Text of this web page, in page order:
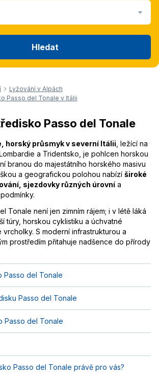
Hledat
Lyžování v Alpách
Passo del Tonale v Itálii
Passo del Tonale
horský průsmyk v severní Itálii , ležící na
a Tridentsko, je pohlcen horskou
branou do majestátního horského masivu
a geografickou polohou nabízí široké
sjezdovky různých úrovní a
Tonale není jen zimním rájem; i v létě láká
túry, horskou cyklistiku a úchvatné
S moderní infrastrukturou a
prostředím přitahuje nadšence do přírody
Passo del Tonale
Passo del Tonale
Passo del Tonale
Passo del Tonale právě pro vás?